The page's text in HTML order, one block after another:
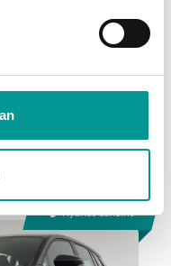
Hybride benzine